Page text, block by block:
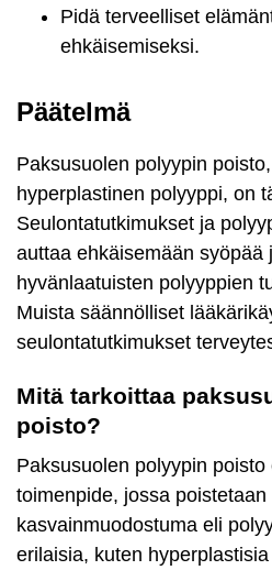
Pidä terveelliset
ehkäisemiseksi.
Päätelmä
Paksusuolen polyypin
hyperplastinen polyyppi, on
Seulontatutkimukset ja
auttaa ehkäisemään syöpää
hyvänlaatuisten polyyppien
Muista säännölliset
seulontatutkimukset
Mitä tarkoittaa
poisto?
Paksusuolen polyypin
toimenpide, jossa
kasvainmuodostuma eli
erilaisia, kuten